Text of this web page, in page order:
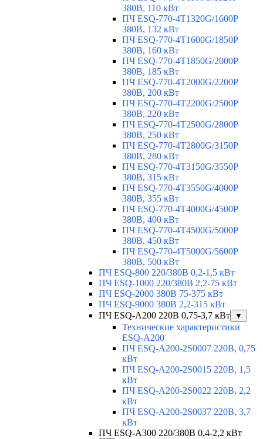
380В, 110 кВт
ПЧ ESQ-770-4T1320G/1600P
380В, 132 кВт
ПЧ ESQ-770-4T1600G/1850P
380В, 160 кВт
ПЧ ESQ-770-4T1850G/2000P
380В, 185 кВт
ПЧ ESQ-770-4T2000G/2200P
380В, 200 кВт
ПЧ ESQ-770-4T2200G/2500P
380В, 220 кВт
ПЧ ESQ-770-4T2500G/2800P
380В, 250 кВт
ПЧ ESQ-770-4T2800G/3150P
380В, 280 кВт
ПЧ ESQ-770-4T3150G/3550P
380В, 315 кВт
ПЧ ESQ-770-4T3550G/4000P
380В, 355 кВт
ПЧ ESQ-770-4T4000G/4500P
380В, 400 кВт
ПЧ ESQ-770-4T4500G/5000P
380В, 450 кВт
ПЧ ESQ-770-4T5000G/5600P
380В, 500 кВт
ПЧ ESQ-800 220/380В 0,2-1,5 кВт
ПЧ ESQ-1000 220/380В 2,2-75 кВт
ПЧ ESQ-2000 380В 75-375 кВт
ПЧ ESQ-9000 380В 2,2-315 кВт
ПЧ ESQ-A200 220В 0,75-3,7 кВт
▼
Технические характеристики
ESQ-A200
ПЧ ESQ-A200-2S0007 220В, 0,75
кВт
ПЧ ESQ-A200-2S0015 220В, 1,5
кВт
ПЧ ESQ-A200-2S0022 220В, 2,2
кВт
ПЧ ESQ-A200-2S0037 220В, 3,7
кВт
ПЧ ESQ-A300 220/380В 0,4-2,2 кВт